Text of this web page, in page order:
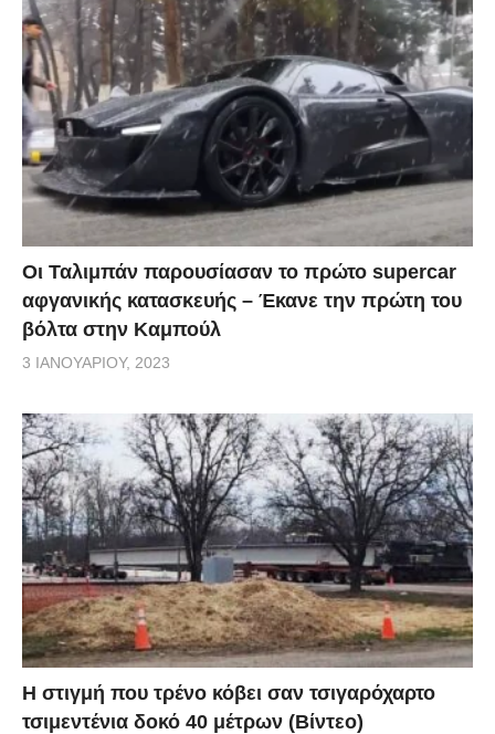
Οι Ταλιμπάν παρουσίασαν το πρώτο supercar
αφγανικής κατασκευής – Έκανε την πρώτη του
βόλτα στην Καμπούλ
3 ΙΑΝΟΥΑΡΊΟΥ, 2023
H στιγμή που τρένο κόβει σαν τσιγαρόχαρτο
τσιμεντένια δοκό 40 μέτρων (Βίντεο)